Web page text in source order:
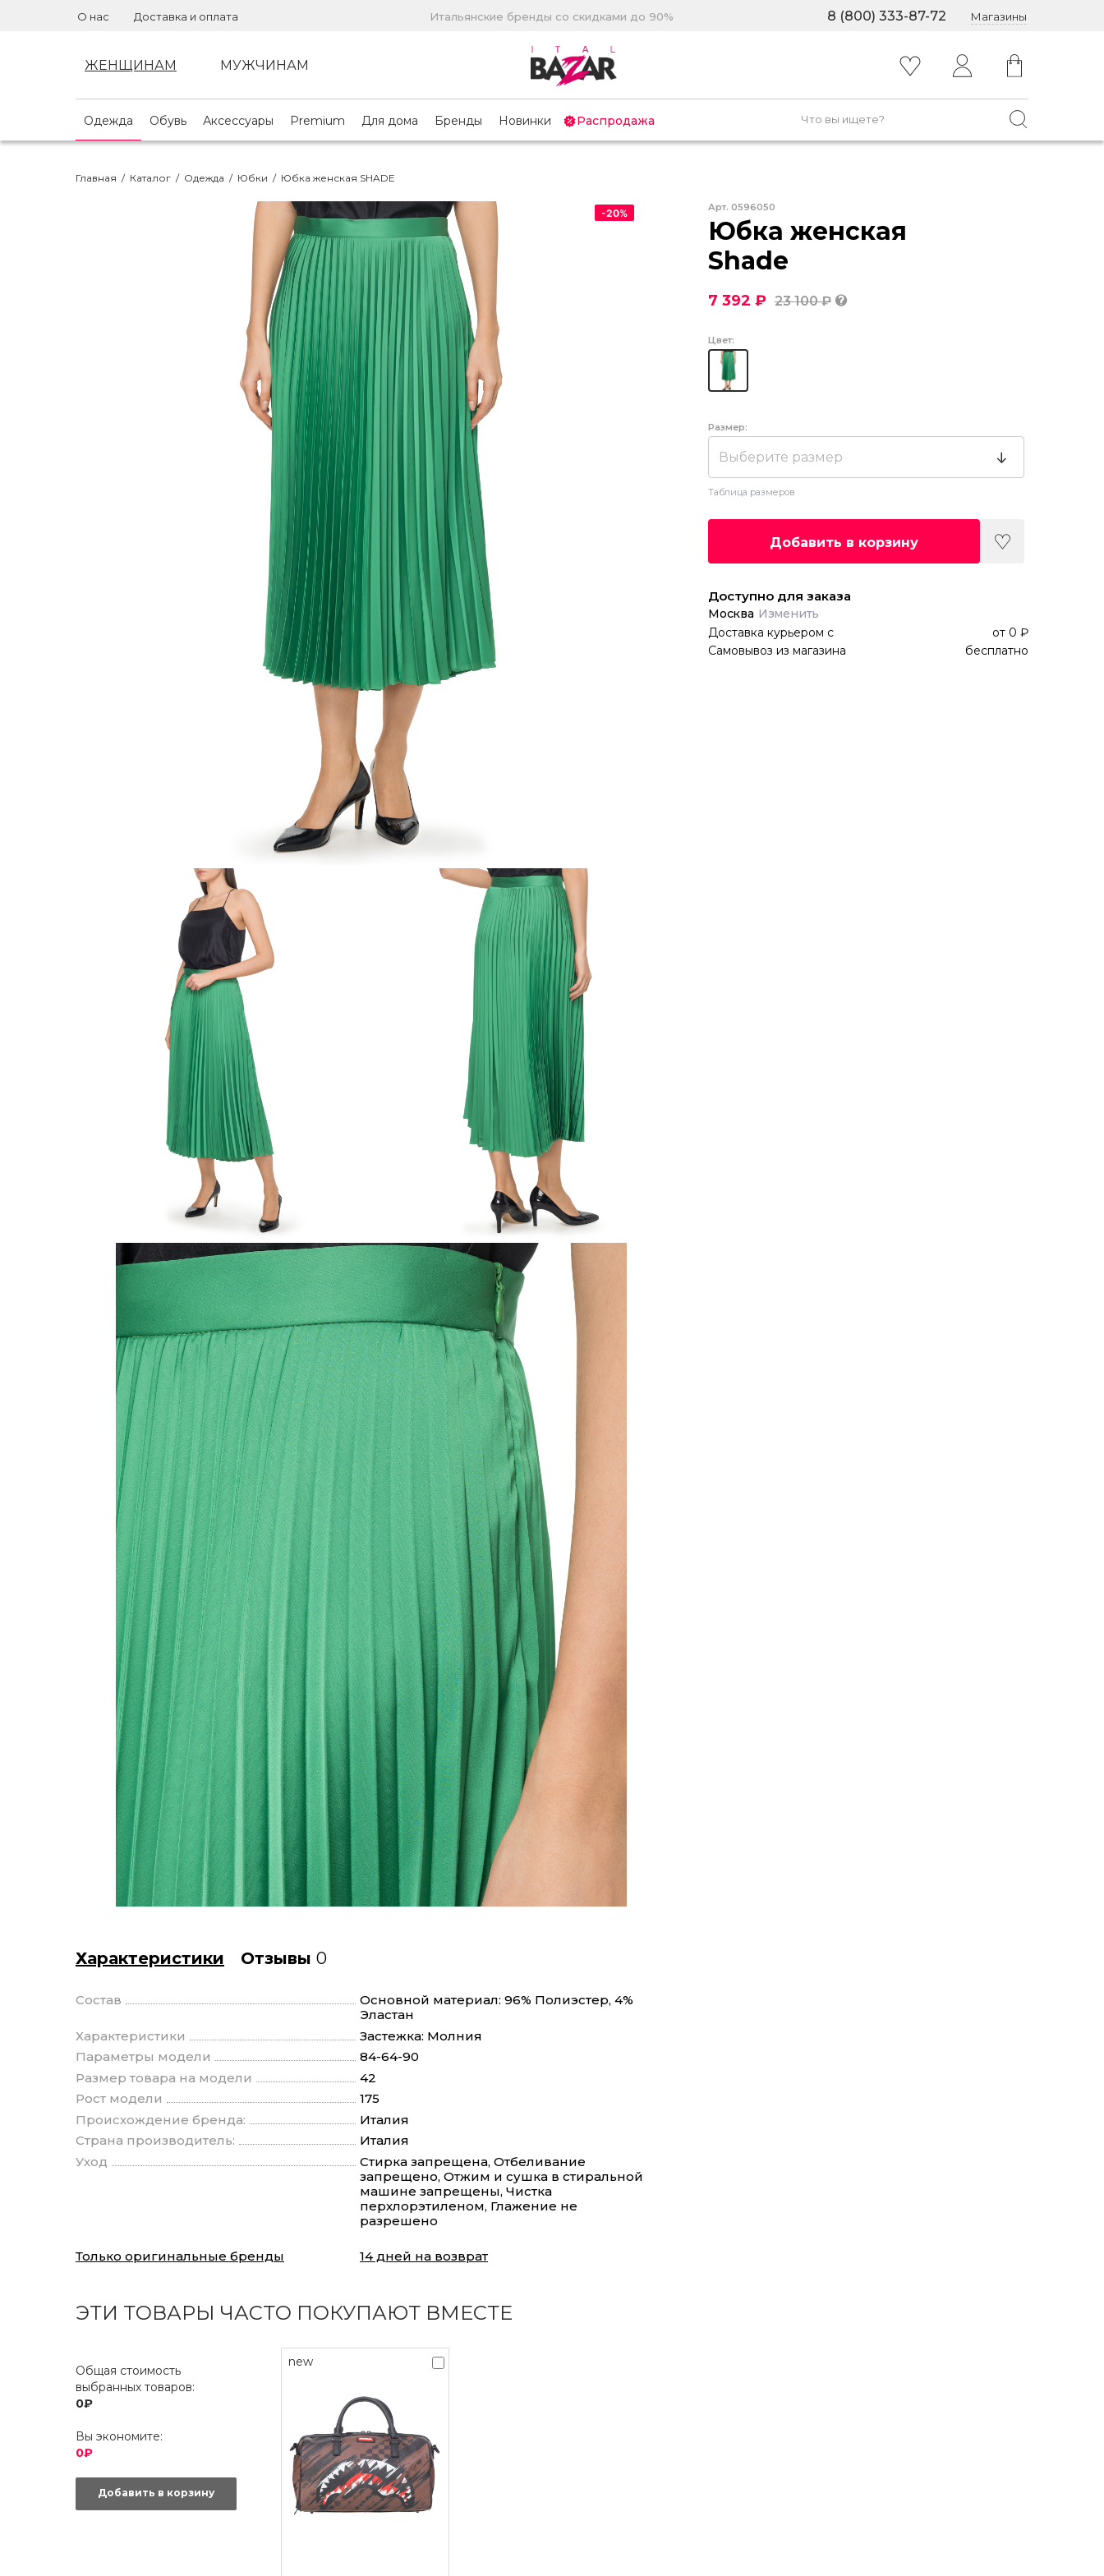
О нас Доставка и оплата Итальянские бренды со скидками до 90% 8 (800) 333-87-72 Магазины
ЖЕНЩИНАМ МУЖЧИНАМ
Одежда Обувь Аксессуары Premium Для дома Бренды Новинки Распродажа
Главная / Каталог / Одежда / Юбки / Юбка женская SHADE
-20% Арт. 0596050
Юбка женская
Shade
7 392 ₽ 23 100 ₽
Цвет:
Размер:
Выберите размер
Таблица размеров
Добавить в корзину
Доступно для заказа
Москва Изменить
Доставка курьером с от 0 ₽
Самовывоз из магазина
бесплатно
Характеристики Отзывы 0
Состав
Основной материал: 96% Полиэстер, 4%
Эластан
Характеристики
Застежка: Молния
Параметры модели
84-64-90
Размер товара на модели
42
Рост модели
175
Происхождение бренда:
Италия
Страна производитель:
Италия
Уход
Стирка запрещена, Отбеливание
запрещено, Отжим и сушка в стиральной
машине запрещены, Чистка
перхлорэтиленом, Глажение не
разрешено
Только оригинальные бренды 14 дней на возврат
ЭТИ ТОВАРЫ ЧАСТО ПОКУПАЮТ ВМЕСТЕ
Общая стоимость
выбранных товаров:
0₽
Вы экономите:
0₽
Добавить в корзину
new